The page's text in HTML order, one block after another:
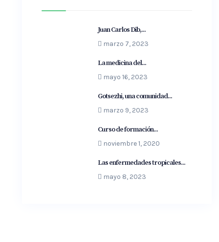
Juan Carlos Dib,...
marzo 7, 2023
La medicina del...
mayo 16, 2023
Gotsezhi, una comunidad...
marzo 9, 2023
Curso de formación...
noviembre 1, 2020
Las enfermedades tropicales...
mayo 8, 2023